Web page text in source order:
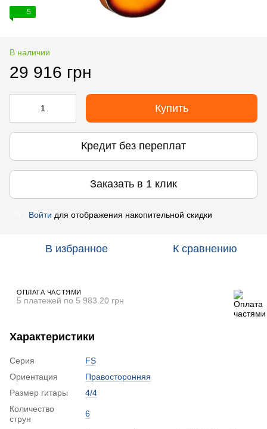
5
В наличии
29 916 грн
Купить
Кредит без переплат
Заказать в 1 клик
Войти для отображения накопительной скидки
В избранное К сравнению
ОПЛАТА ЧАСТЯМИ
5 платежей по 5 983.20 грн
Характеристики
Серия
FS
Ориентация
Правосторонняя
Размер гитары
4/4
Количество
струн
6